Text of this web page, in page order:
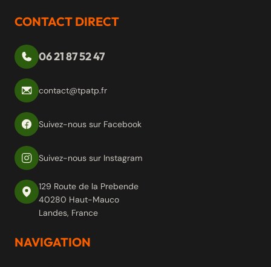
CONTACT DIRECT
06 21 87 52 47
contact@tpatp.fr
Suivez-nous sur Facebook
Suivez-nous sur Instagram
129 Route de la Prebende
40280 Haut-Mauco
Landes, France
NAVIGATION